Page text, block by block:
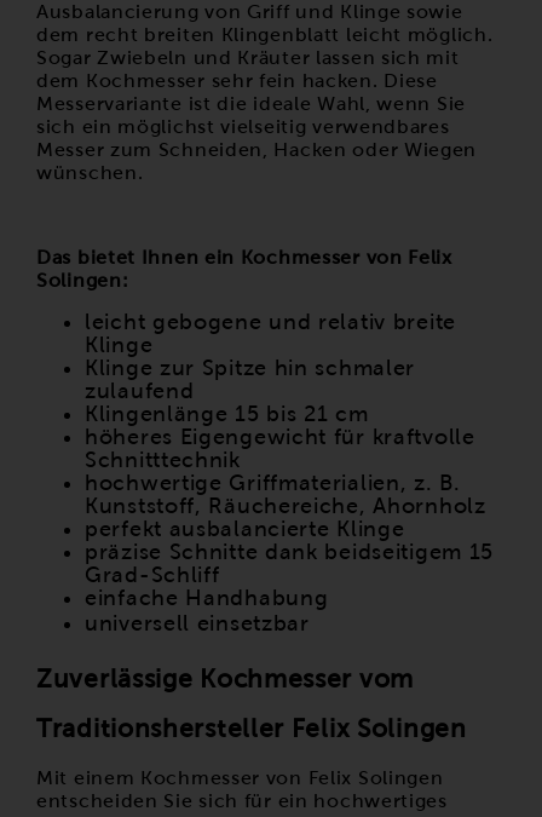
Ausbalancierung von Griff und Klinge sowie
dem recht breiten Klingenblatt leicht möglich.
Sogar Zwiebeln und Kräuter lassen sich mit
dem Kochmesser sehr fein hacken. Diese
Messervariante ist die ideale Wahl, wenn Sie
sich ein möglichst vielseitig verwendbares
Messer zum Schneiden, Hacken oder Wiegen
wünschen.
Das bietet Ihnen ein Kochmesser von Felix
Solingen:
leicht gebogene und relativ breite
Klinge
Klinge zur Spitze hin schmaler
zulaufend
Klingenlänge 15 bis 21 cm
höheres Eigengewicht für kraftvolle
Schnitttechnik
hochwertige Griffmaterialien, z. B.
Kunststoff, Räuchereiche, Ahornholz
perfekt ausbalancierte Klinge
präzise Schnitte dank beidseitigem 15
Grad-Schliff
einfache Handhabung
universell einsetzbar
Zuverlässige Kochmesser vom
Traditionshersteller Felix Solingen
Mit einem Kochmesser von Felix Solingen
entscheiden Sie sich für ein hochwertiges